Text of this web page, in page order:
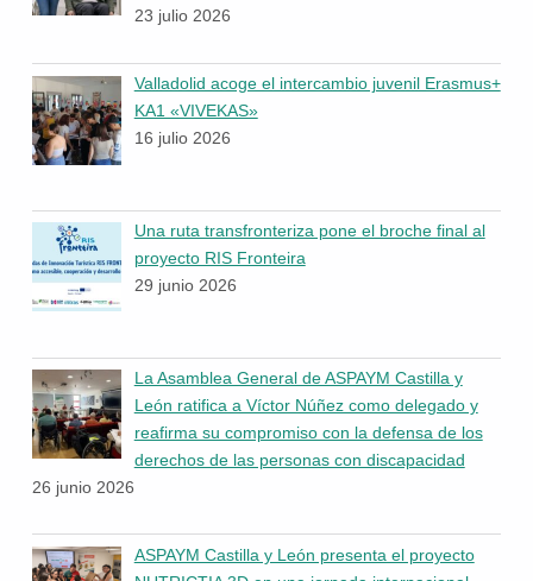
23 julio 2026
Valladolid acoge el intercambio juvenil Erasmus+
KA1 «VIVEKAS»
16 julio 2026
Una ruta transfronteriza pone el broche final al
proyecto RIS Fronteira
29 junio 2026
La Asamblea General de ASPAYM Castilla y
León ratifica a Víctor Núñez como delegado y
reafirma su compromiso con la defensa de los
derechos de las personas con discapacidad
26 junio 2026
ASPAYM Castilla y León presenta el proyecto